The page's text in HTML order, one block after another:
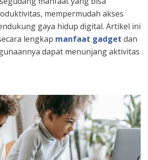
mempermudah akses
gaya hidup digital. Artikel ini
lengkap manfaat gadget dan
dapat menunjang aktivitas